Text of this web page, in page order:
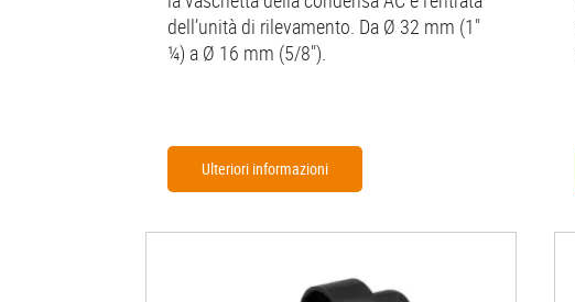
dell’unità di rilevamento. Da Ø 32 mm (1"
¼) a Ø 16 mm (5/8").
Ulteriori informazioni